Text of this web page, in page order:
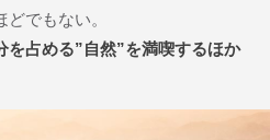
でもない。
を占める”自然”を満喫するほか